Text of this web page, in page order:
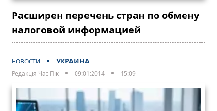
Расширен перечень стран по обмену
налоговой информацией
НОВОСТИ УКРАИНА
Редакція Час Пік 09:01:2014 15:09